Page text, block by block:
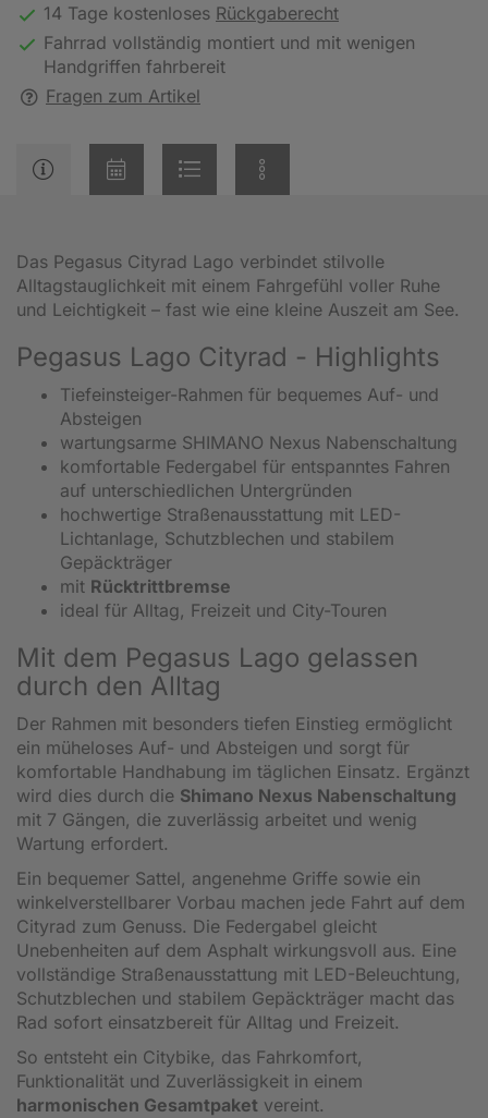
14 Tage kostenloses Rückgaberecht
Fahrrad vollständig montiert und mit wenigen
Handgriffen fahrbereit
Fragen zum Artikel
Das Pegasus Cityrad Lago verbindet stilvolle
Alltagstauglichkeit mit einem Fahrgefühl voller Ruhe
und Leichtigkeit – fast wie eine kleine Auszeit am See.
Pegasus Lago Cityrad - Highlights
Tiefeinsteiger-Rahmen für bequemes Auf- und
Absteigen
wartungsarme SHIMANO Nexus Nabenschaltung
komfortable Federgabel für entspanntes Fahren
auf unterschiedlichen Untergründen
hochwertige Straßenausstattung mit LED-
Lichtanlage, Schutzblechen und stabilem
Gepäckträger
mit Rücktrittbremse
ideal für Alltag, Freizeit und City-Touren
Mit dem Pegasus Lago gelassen
durch den Alltag
Der Rahmen mit besonders tiefen Einstieg ermöglicht
ein müheloses Auf- und Absteigen und sorgt für
komfortable Handhabung im täglichen Einsatz. Ergänzt
wird dies durch die Shimano Nexus Nabenschaltung
mit 7 Gängen, die zuverlässig arbeitet und wenig
Wartung erfordert.
Ein bequemer Sattel, angenehme Griffe sowie ein
winkelverstellbarer Vorbau machen jede Fahrt auf dem
Cityrad zum Genuss. Die Federgabel gleicht
Unebenheiten auf dem Asphalt wirkungsvoll aus. Eine
vollständige Straßenausstattung mit LED-Beleuchtung,
Schutzblechen und stabilem Gepäckträger macht das
Rad sofort einsatzbereit für Alltag und Freizeit.
So entsteht ein Citybike, das Fahrkomfort,
Funktionalität und Zuverlässigkeit in einem
harmonischen Gesamtpaket vereint.